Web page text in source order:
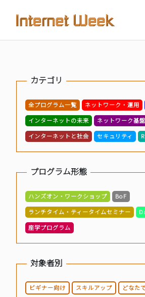
プログラム
お知らせ
メディア掲載
参加申込
カテゴリ
全プログラム一覧 ネットワーク・運用
インターネットの未来
ネットワーク基盤
インターネットと社会
セキュリティ
プログラム形態
ハンズオン・ワークショップ
BoF
ランチタイム・ティータイムセミナー
座学プログラム
対象者別
ビギナー向け スキルアップ どなた